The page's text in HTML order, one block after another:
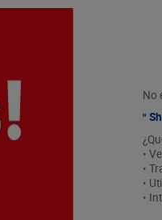
No
•
•
•
•